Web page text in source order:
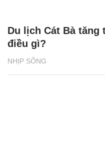
NHỊP SỐNG
Du lịch Cát Bà
điều gì?